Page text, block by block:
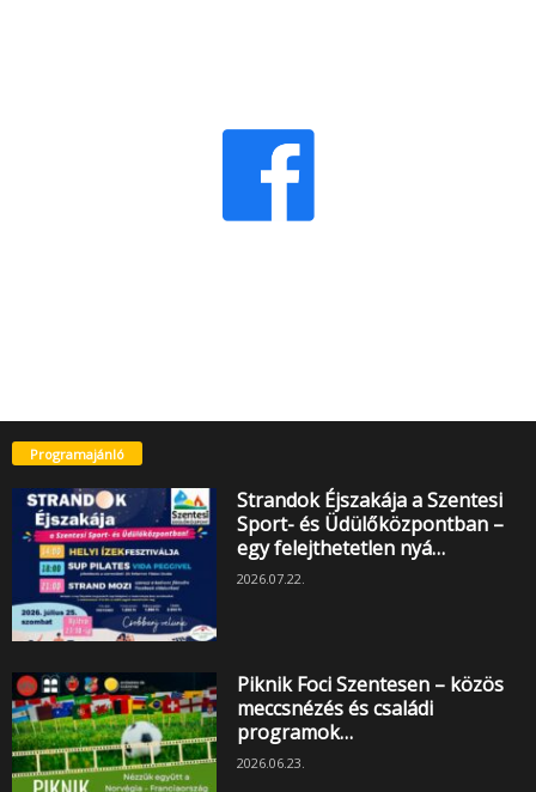
Programajánló
Strandok Éjszakája a Szentesi
Sport- és Üdülőközpontban –
egy felejthetetlen nyá…
2026.07.22.
Piknik Foci Szentesen – közös
meccsnézés és családi
programok…
2026.06.23.